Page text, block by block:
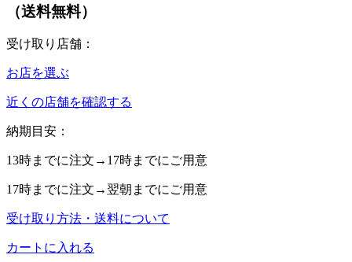
（送料無料）
受け取り店舗：
お店を選ぶ
近くの店舗を確認する
納期目安：
13時までに注文→ 17時までにご用意
17時までに注文→ 翌朝 までにご用意
受け取り方法・送料について
カートに入れる